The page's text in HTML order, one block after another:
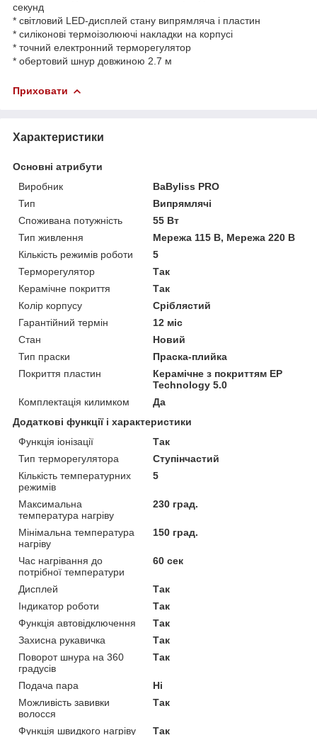
секунд
* світловий LED-дисплей стану випрямляча і пластин
* силіконові термоізолюючі накладки на корпусі
* точний електронний терморегулятор
* обертовий шнур довжиною 2.7 м
Приховати
Характеристики
Основні атрибути
Виробник
BaByliss PRO
Тип
Випрямлячі
Споживана потужність
55 Вт
Тип живлення
Мережа 115 В, Мережа 220 В
Кількість режимів роботи
5
Терморегулятор
Так
Керамічне покриття
Так
Колір корпусу
Сріблястий
Гарантійний термін
12 міс
Стан
Новий
Тип праски
Праска-плийка
Покриття пластин
Керамічне з покриттям EP
Technology 5.0
Комплектація килимком
Да
Додаткові функції і характеристики
Функція іонізації
Так
Тип терморегулятора
Ступінчастий
Кількість температурних
режимів
5
Максимальна
температура нагріву
230 град.
Мінімальна температура
нагріву
150 град.
Час нагрівання до
потрібної температури
60 сек
Дисплей
Так
Індикатор роботи
Так
Функція автовідключення
Так
Захисна рукавичка
Так
Поворот шнура на 360
градусів
Так
Подача пара
Ні
Можливість завивки
волосся
Так
Функція швидкого нагріву Так